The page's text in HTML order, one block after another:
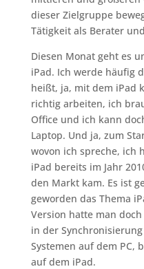
dieser Zielgruppe
Tätigkeit als Berater
Diesen Monat geht es
iPad. Ich werde häufig
heißt, ja, mit dem iPad
richtig arbeiten, ich
Office und ich kann
Laptop. Und ja, zum
wovon ich spreche, ich
iPad bereits im Jahr
den Markt kam. Es ist
geworden das Thema
Version hatte man
in der
Systemen auf dem PC,
auf dem iPad.